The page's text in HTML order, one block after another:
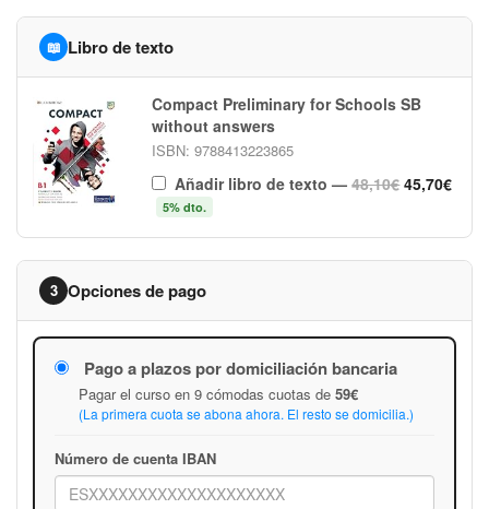
📖 Libro de texto
Compact Preliminary for Schools SB
without answers
ISBN: 9788413223865
Añadir libro de texto —48,10€ 45,70€
5% dto.
3 Opciones de pago
Pago a plazos por domiciliación bancaria
Pagar el curso en 9 cómodas cuotas de 59€
(La primera cuota se abona ahora. El resto se domicilia.)
Número de cuenta IBAN